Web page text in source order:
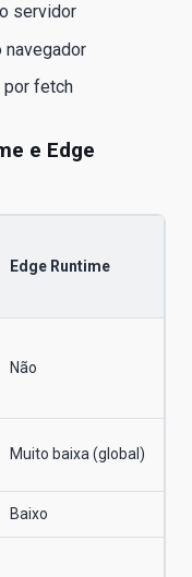
servidor
navegador
por fetch
e Edge
Edge Runtime
Não
Muito baixa (global)
Baixo